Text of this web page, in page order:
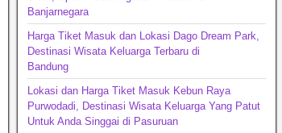
Banjarnegara
Harga Tiket Masuk dan Lokasi Dago Dream Park,
Destinasi Wisata Keluarga Terbaru di
Bandung
Lokasi dan Harga Tiket Masuk Kebun Raya
Purwodadi, Destinasi Wisata Keluarga Yang Patut
Untuk Anda Singgai di Pasuruan